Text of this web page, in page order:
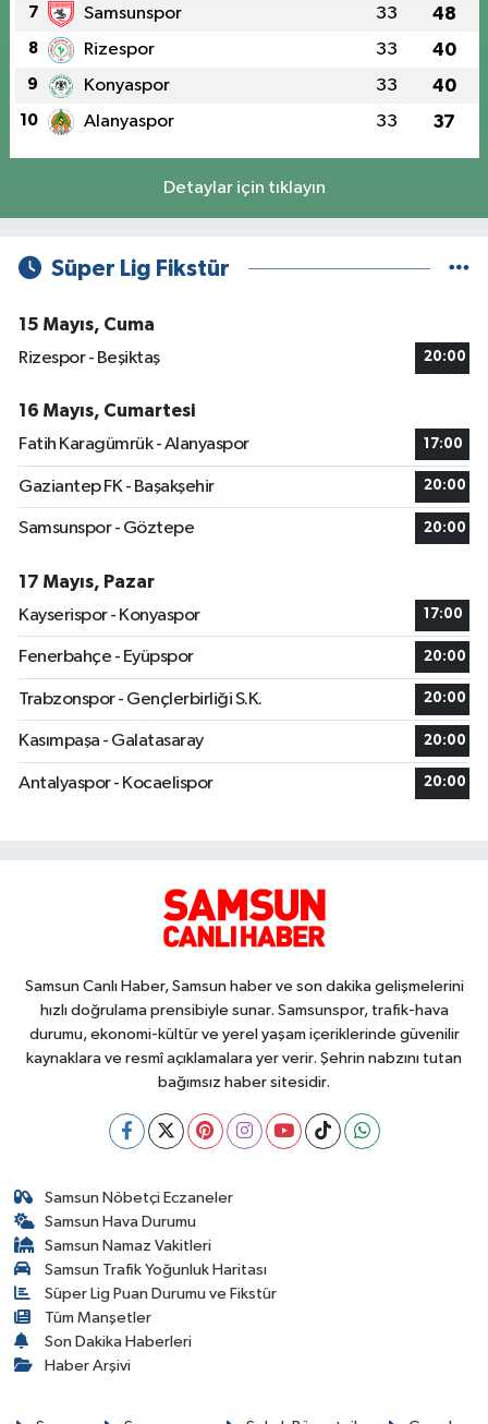
7 Samsunspor 33 48
8 Rizespor 33 40
9 Konyaspor 33 40
10 Alanyaspor 33 37
Detaylar için tıklayın
Süper Lig Fikstür
15 Mayıs, Cuma
Rizespor - Beşiktaş
20:00
16 Mayıs, Cumartesi
Fatih Karagümrük - Alanyaspor
17:00
Gaziantep FK - Başakşehir 20:00
Samsunspor - Göztepe 20:00
17 Mayıs, Pazar
Kayserispor - Konyaspor
17:00
Fenerbahçe - Eyüpspor 20:00
Trabzonspor - Gençlerbirliği S.K. 20:00
Kasımpaşa - Galatasaray 20:00
Antalyaspor - Kocaelispor 20:00
Samsun Canlı Haber, Samsun haber ve son dakika gelişmelerini
hızlı doğrulama prensibiyle sunar. Samsunspor, trafik-hava
durumu, ekonomi-kültür ve yerel yaşam içeriklerinde güvenilir
kaynaklara ve resmî açıklamalara yer verir. Şehrin nabzını tutan
bağımsız haber sitesidir.
Samsun Nöbetçi Eczaneler
Samsun Hava Durumu
Samsun Namaz Vakitleri
Samsun Trafik Yoğunluk Haritası
Süper Lig Puan Durumu ve Fikstür
Tüm Manşetler
Son Dakika Haberleri
Haber Arşivi